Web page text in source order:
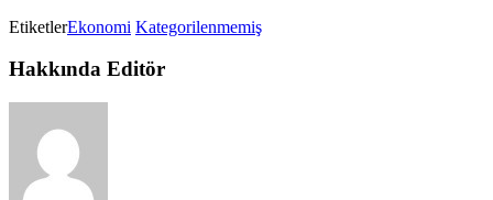
EtiketlerEkonomi Kategorilenmemiş
Hakkında Editör